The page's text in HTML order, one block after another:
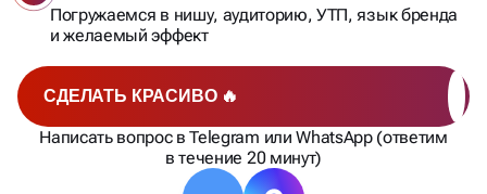
КЛЮЧОМ К УСПЕХУ!
СДЕЛАТЬ КРАСИВО 🔥
Написать вопрос в Telegram или WhatsApp (ответим
в течение 20 минут)
Погружаемся в нишу, аудиторию, УТП, язык бренда
и желаемый эффект